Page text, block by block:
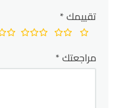
تقييمك*
مراجعتك*